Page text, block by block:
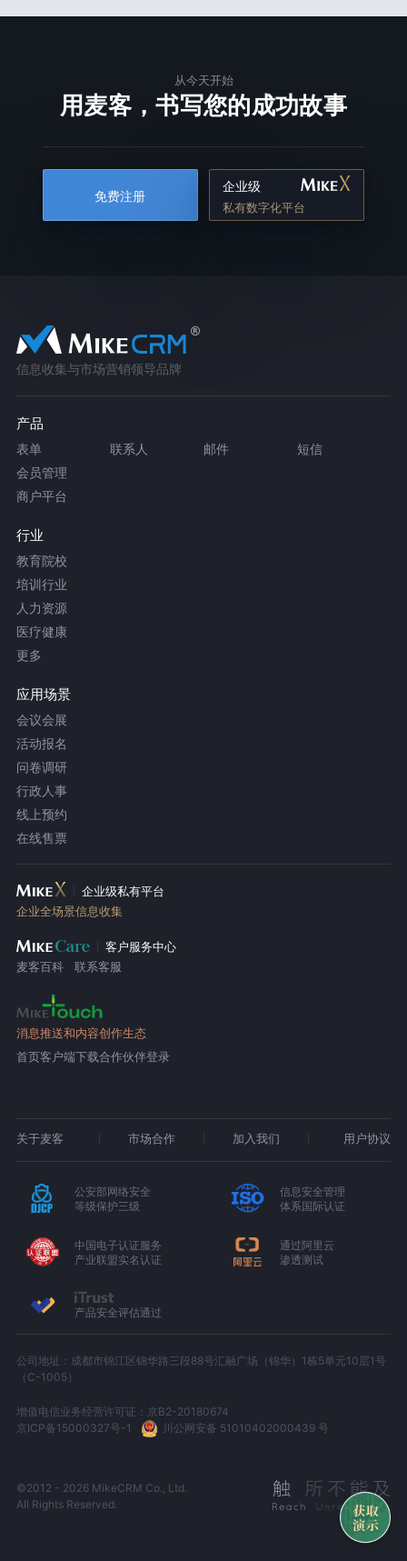
从今天开始
用麦客，书写您的成功故事
免费注册
企业级
私有数字化平台
信息收集与市场营销领导品牌
产品
表单 联系人 邮件
短信
会员管理
商户平台
行业
教育院校
培训行业
人力资源
医疗健康
更多
应用场景
会议会展
活动报名
问卷调研
行政人事
线上预约
在线售票
企业级私有平台
企业全场景信息收集
客户服务中心
麦客百科
联系客服
消息推送和内容创作生态
首页客户端下载合作伙伴登录
关于麦客 市场合作 加入我们 用户协议
公安部网络安全
等级保护三级
信息安全管理
体系国际认证
中国电子认证服务
产业联盟实名认证
通过阿里云
渗透测试
产品安全评估通过
公司地址：成都市锦江区锦华路三段88号汇融广场（锦华）1栋5单元10层1号
（C-1005）
增值电信业务经营许可证：京B2-20180674
京ICP备15000327号-1
川公网安备 51010402000439 号
©2012 - 2026 MikeCRM Co., Ltd.
All Rights Reserved.